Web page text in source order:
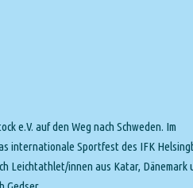
e.V. auf den Weg nach Schweden. Im
internationale Sportfest des IFK
Leichtathlet/innen aus Katar, Dänemark